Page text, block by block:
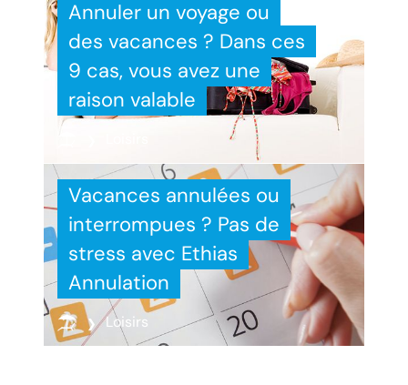
Annuler un voyage ou
des vacances ? Dans ces
9 cas, vous avez une
raison valable
Vacances annulées ou
interrompues ? Pas de
stress avec Ethias
Annulation
Loisirs